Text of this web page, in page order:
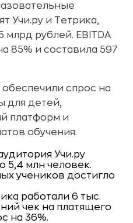
Учи.ру и Тетрика,
млрд рублей. EBITDA
85% и составила 597
обеспечили спрос на
для детей,
платформ и
обучения.
Учи.ру
5,4 млн человек.
учеников достигло
работали 6 тыс.
чек на платящего
на 36%.